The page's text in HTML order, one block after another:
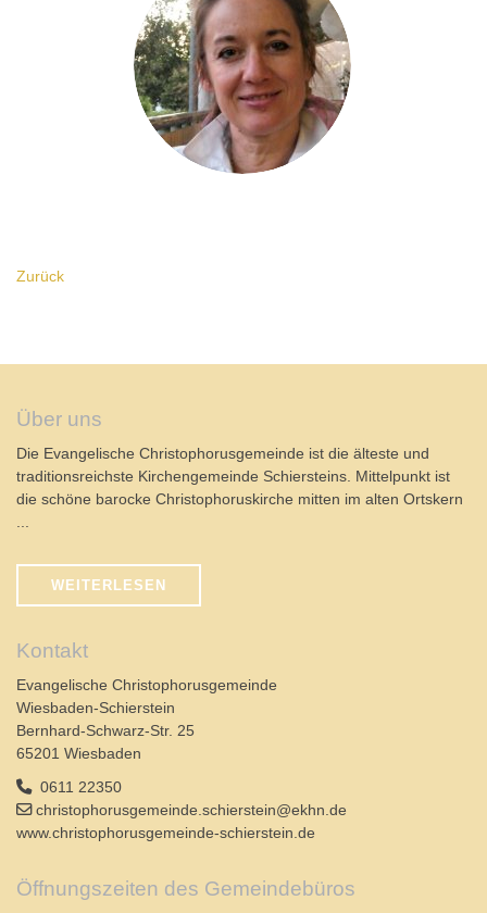
Zurück
Über uns
Die Evangelische Christophorusgemeinde ist die älteste und
traditionsreichste Kirchengemeinde Schiersteins. Mittelpunkt ist
die schöne barocke Christophoruskirche mitten im alten Ortskern
WEITERLESEN
Kontakt
Evangelische Christophorusgemeinde
Wiesbaden-Schierstein
Bernhard-Schwarz-Str. 25
65201 Wiesbaden
0611 22350
christophorusgemeinde.schierstein@ekhn.de
www.christophorusgemeinde-schierstein.de
Öffnungszeiten des Gemeindebüros